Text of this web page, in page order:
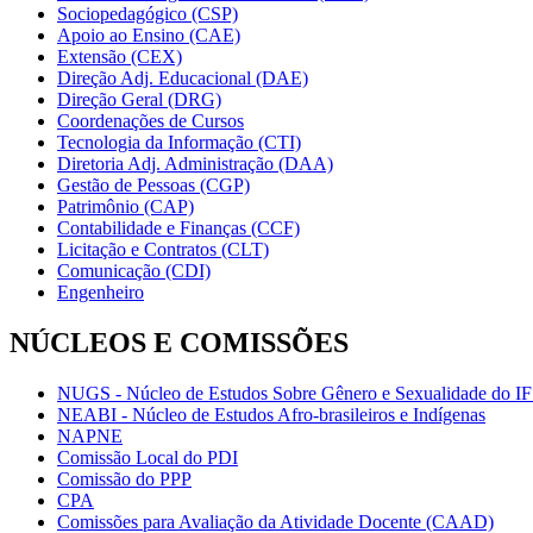
Sociopedagógico (CSP)
Apoio ao Ensino (CAE)
Extensão (CEX)
Direção Adj. Educacional (DAE)
Direção Geral (DRG)
Coordenações de Cursos
Tecnologia da Informação (CTI)
Diretoria Adj. Administração (DAA)
Gestão de Pessoas (CGP)
Patrimônio (CAP)
Contabilidade e Finanças (CCF)
Licitação e Contratos (CLT)
Comunicação (CDI)
Engenheiro
NÚCLEOS E COMISSÕES
NUGS - Núcleo de Estudos Sobre Gênero e Sexualidade do
NEABI - Núcleo de Estudos Afro-brasileiros e Indígenas
NAPNE
Comissão Local do PDI
Comissão do PPP
CPA
Comissões para Avaliação da Atividade Docente (CAAD)